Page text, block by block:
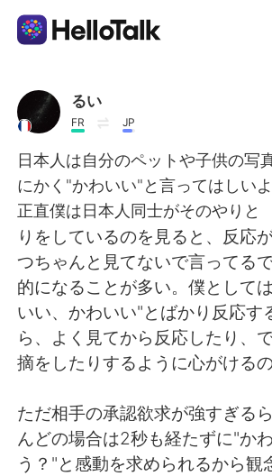
Ứng dụng trao đổi ngôn ngữ
AI Grammar Checker
Tiếng Việt
English 简体中文
繁體中文 Español
العربية Français
Deutsch 日本語
한국어 Русский
るい
FR JP
日本人は自分のペットや子供の写
にかく"かわいい"と言ってはしいよ
正直僕は日本人同士がそのやりと
りをしているのを見ると、反応
つちゃんと見てないで言ってる
的になることが多い。僕として
いい、かわいい"とばかり反応す
ら、よく見てから反応したり、
摘をしたりするように心がけるの
ただ相手の承認欲求が強すぎる
んどの場合は2秒も経たずに"か
う？"と感動を求められるから観